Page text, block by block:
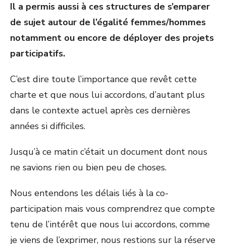
Il a permis aussi à ces structures de s’emparer
de sujet autour de l’égalité femmes/hommes
notamment ou encore de déployer des projets
participatifs.
C’est dire toute l’importance que revêt cette
charte et que nous lui accordons, d’autant plus
dans le contexte actuel après ces dernières
années si difficiles.
Jusqu’à ce matin c’était un document dont nous
ne savions rien ou bien peu de choses.
Nous entendons les délais liés à la co-
participation mais vous comprendrez que compte
tenu de l’intérêt que nous lui accordons, comme
je viens de l’exprimer, nous restions sur la réserve